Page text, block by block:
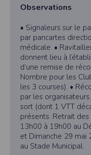
• Les organisateurs
l’assurance liée à
assurance
• Les organisateurs
responsabilité en
• Tout concurrent
prévaloir du droit à
Observations
• Signaleurs sur le
par pancartes
médicale. •
donnent lieu à
d’une remise de
Nombre pour les
les 3 courses). •
par les
sort (dont 1 VTT
présents. Retrait
13h00 à 19h00 au
et Dimanche 29 mai
au Stade Municipal.
vous disposez d’un droit
Vous pouvez accèder aux
.Vous pouvez également,
des données vous concernant.
Conditions
l'application
POLITIQUE DE
Informations sur
Nous collectons et traitons
inscrivez et utilisez les
confidentialité, nous ne